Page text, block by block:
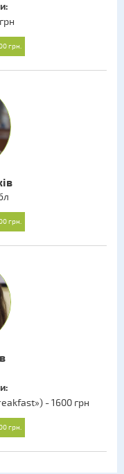
грн.
грн.
- 1600 грн
грн.